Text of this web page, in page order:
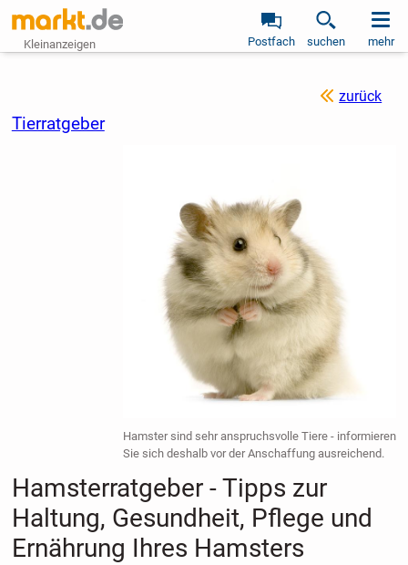
Kleinanzeigen Postfach suchen mehr
zurück
Tierratgeber
Hamster sind sehr anspruchsvolle Tiere - informieren
Sie sich deshalb vor der Anschaffung ausreichend.
Hamsterratgeber - Tipps zur
Haltung, Gesundheit, Pflege und
Ernährung Ihres Hamsters